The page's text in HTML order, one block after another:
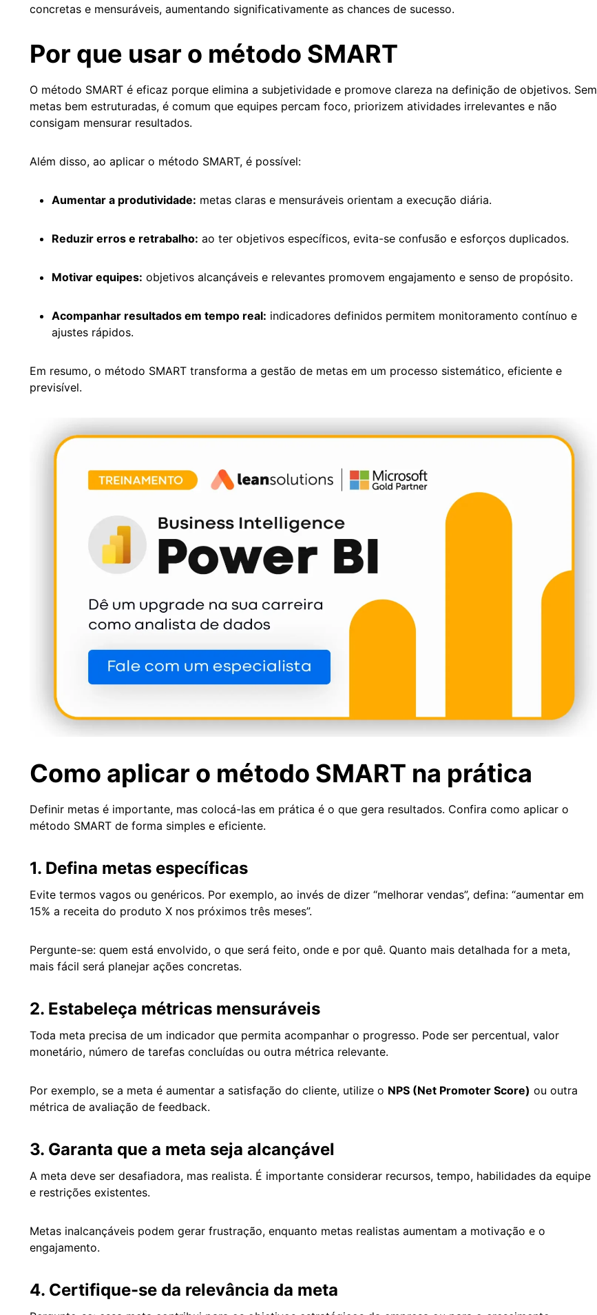
concretas e mensuráveis, aumentando significativamente as chances de sucesso.
Por que usar o método SMART
O método SMART é eficaz porque elimina a subjetividade e promove clareza na definição de objetivos. Sem
metas bem estruturadas, é comum que equipes percam foco, priorizem atividades irrelevantes e não
consigam mensurar resultados.
Além disso, ao aplicar o método SMART, é possível:
Aumentar a produtividade: metas claras e mensuráveis orientam a execução diária.
Reduzir erros e retrabalho: ao ter objetivos específicos, evita-se confusão e esforços duplicados.
Motivar equipes: objetivos alcançáveis e relevantes promovem engajamento e senso de propósito.
Acompanhar resultados em tempo real: indicadores definidos permitem monitoramento contínuo e
ajustes rápidos.
Em resumo, o método SMART transforma a gestão de metas em um processo sistemático, eficiente e
previsível.
Como aplicar o método SMART na prática
Definir metas é importante, mas colocá-las em prática é o que gera resultados. Confira como aplicar o
método SMART de forma simples e eficiente.
1. Defina metas específicas
Evite termos vagos ou genéricos. Por exemplo, ao invés de dizer “melhorar vendas”, defina: “aumentar em
15% a receita do produto X nos próximos três meses”.
Pergunte-se: quem está envolvido, o que será feito, onde e por quê. Quanto mais detalhada for a meta,
mais fácil será planejar ações concretas.
2. Estabeleça métricas mensuráveis
Toda meta precisa de um indicador que permita acompanhar o progresso. Pode ser percentual, valor
monetário, número de tarefas concluídas ou outra métrica relevante.
Por exemplo, se a meta é aumentar a satisfação do cliente, utilize o NPS (Net Promoter Score) ou outra
métrica de avaliação de feedback.
3. Garanta que a meta seja alcançável
A meta deve ser desafiadora, mas realista. É importante considerar recursos, tempo, habilidades da equipe
e restrições existentes.
Metas inalcançáveis podem gerar frustração, enquanto metas realistas aumentam a motivação e o
engajamento.
4. Certifique-se da relevância da meta